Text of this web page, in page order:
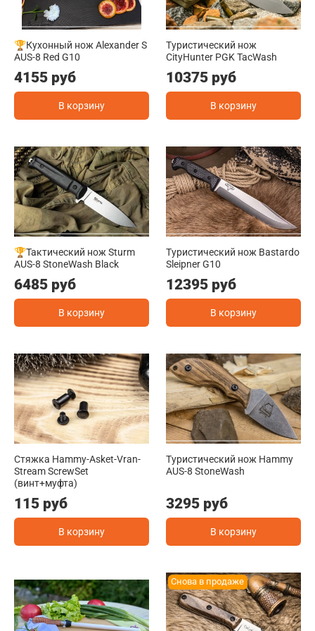
🏆Кухонный нож Alexander S
AUS-8 Red G10
4155 руб
В корзину
Туристический нож
CityHunter PGK TacWash
10375 руб
В корзину
🏆Тактический нож Sturm
AUS-8 StoneWash Black
6485 руб
В корзину
Туристический нож Bastardo
Sleipner G10
12395 руб
В корзину
Стяжка Hammy-Asket-Vran-
Stream ScrewSet
(винт+муфта)
115 руб
В корзину
Туристический нож Hammy
AUS-8 StoneWash
3295 руб
В корзину
Снова в продаже